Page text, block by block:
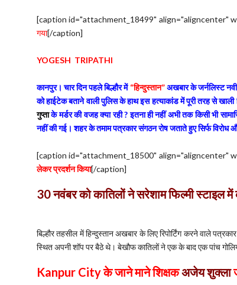
[caption id="attachment_18499" align="aligncenter"
गया[/caption]
YOGESH TRIPATHI
कानपुर। चार दिन पहले बिल्हौर में “हिन्दुस्तान”अखबार के जर्नलिस्ट
को हाईटेक बताने वाली पुलिस के हाथ इस हत्याकांड में पूरी तरह से
गुप्ताके मर्डर की वजह क्या रही ? इतना ही नहीं अभी तक किसी भी
नहीं की गई। शहर के तमाम पत्रकार संगठन रोष जताते हुए सिर्फ विरोध
[caption id="attachment_18500" align="aligncenter"
लेकर प्रदर्शन किया[/caption]
30 नवंबर को कातिलों ने सरेशाम फिल्मी स्टाइल में
बिल्हौर तहसील में हिन्दुस्तान अखबार के लिए रिपोर्टिंग करने वाले
स्थित अपनी शॉप पर बैठे थे। बेखौफ कातिलों ने एक के बाद एक पांच
Kanpur City के जाने माने शिक्षकअजेय शुक्ला